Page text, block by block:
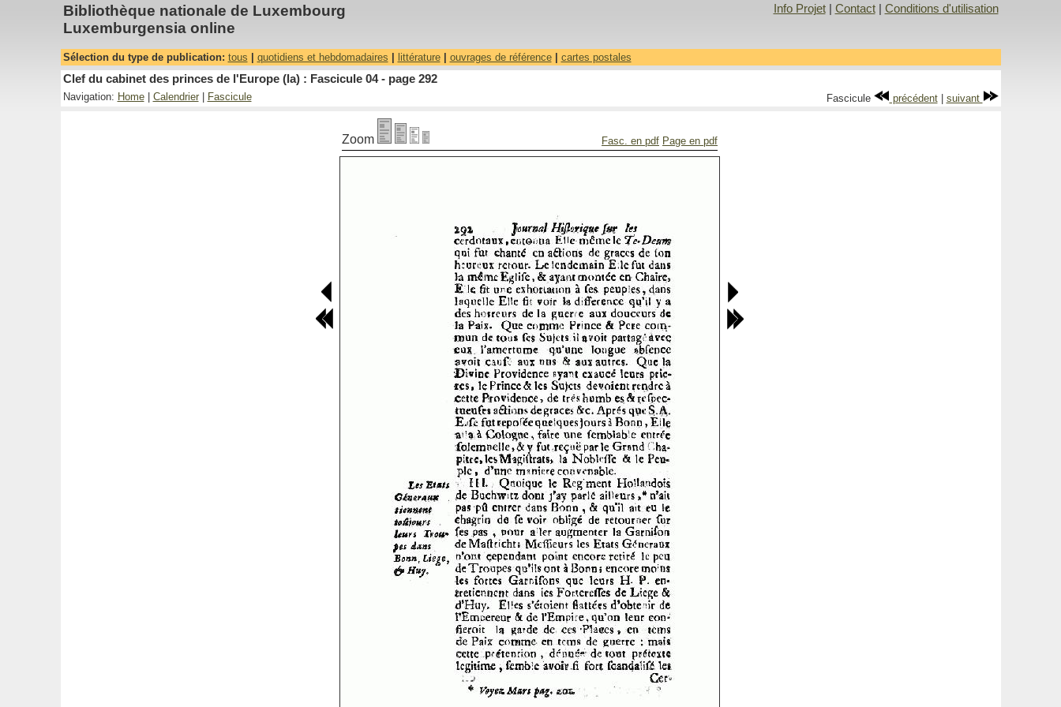
Bibliothèque nationale de Luxembourg
Luxemburgensia online
Info Projet| Contact| Conditions d'utilisation
Sélection du type de publication: tous quotidiens et hebdomadaires littérature| ouvrages de référence| cartes postales
Clef du cabinet des princes de l'Europe (la) : Fascicule 04 - page 292
Navigation: Home| Calendrier| Fascicule Fascicule précédent| suivant
Zoom Fasc. en pdf Page en pdf